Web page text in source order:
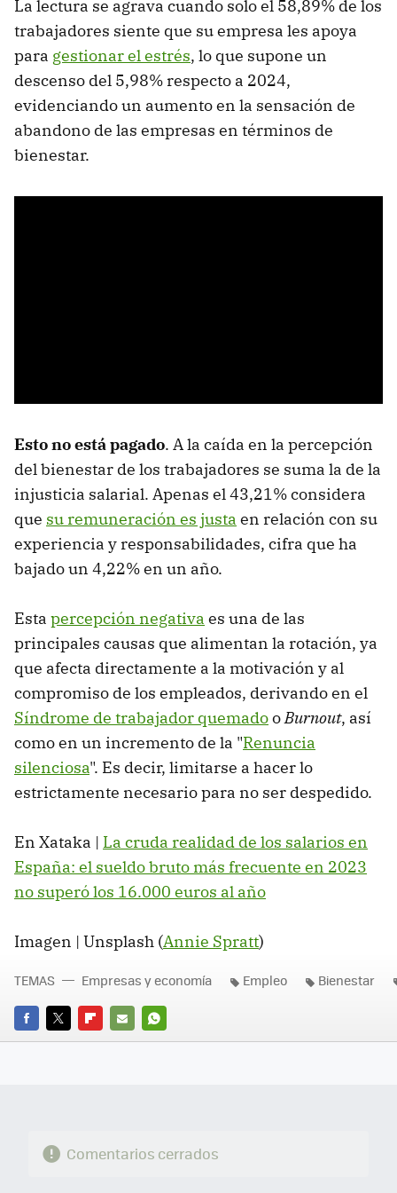
La lectura se agrava cuando solo el 58,89% de los
trabajadores siente que su empresa les apoya
para gestionar el estrés, lo que supone un
descenso del 5,98% respecto a 2024,
evidenciando un aumento en la sensación de
abandono de las empresas en términos de
bienestar.
Esto no está pagado. A la caída en la percepción
del bienestar de los trabajadores se suma la de la
injusticia salarial. Apenas el 43,21% considera
que su remuneración es justa en relación con su
experiencia y responsabilidades, cifra que ha
bajado un 4,22% en un año.
Esta percepción negativa es una de las
principales causas que alimentan la rotación, ya
que afecta directamente a la motivación y al
compromiso de los empleados, derivando en el
Síndrome de trabajador quemadooBurnout, así
como en un incremento de la "Renuncia
silenciosa". Es decir, limitarse a hacer lo
estrictamente necesario para no ser despedido.
En Xataka | La cruda realidad de los salarios en
España: el sueldo bruto más frecuente en 2023
no superó los 16.000 euros al año
Imagen | Unsplash (Annie Spratt)
FACEBOOK
TWITTERFLIPBOARD
E-
WHATSAPP
TEMAS Empresas y economía Empleo Bienestar
Comentarios cerrados